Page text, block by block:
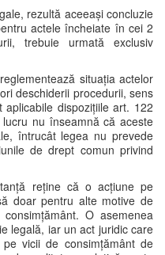
rezultă aceeași concluzie
actele încheiate în cei 2
trebuie urmată exclusiv
situația actelor
deschiderii procedurii, sens
dispozițiile art. 122
nu înseamnă că aceste
întrucât legea nu prevede
de drept comun privind
reține că o acțiune pe
doar pentru alte motive de
O asemenea
legală, iar un act juridic care
vicii de consimțământ de